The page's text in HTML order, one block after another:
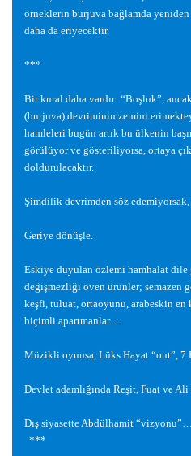
örneklerin burjuva bağlamda
daha da eriyecektir.
***
Bir kural daha vardır: “Boşluk”,
(burjuva) devriminin zemini
hamleleri bugün artık bu ülkenin baş
görülüyor ve gösteriliyorsa, ortaya
doldurulacaktır.
Şimdilik devrimden söz
Geriye dönüşle.
Eskiye duyulan özlemi hamhalat dile
değişmezliği öven ürünler; semazen
keşfi, tuluat, ortaoyunu, arabeskin
biçimli apartmanlar…
Müzikli oyunsa, Lüks Hayat “out”, 7
Devlet adamlığında Reşit, Fuat ve Ali
Dış siyasette Abdülhamit “vizyonu”…
***